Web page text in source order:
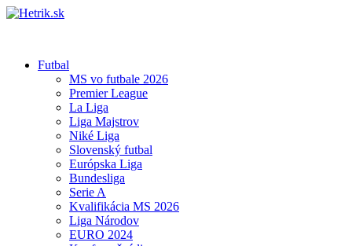
Futbal
MS vo futbale 2026
Premier League
La Liga
Liga Majstrov
Niké Liga
Slovenský futbal
Európska Liga
Bundesliga
Serie A
Kvalifikácia MS 2026
Liga Národov
EURO 2024